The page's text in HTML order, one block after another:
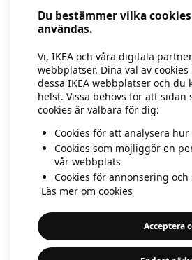
Du bestämmer vilka
användas.
Vi, IKEA och våra digitala
webbplatser. Dina val av
dessa IKEA webbplatser och
helst. Vissa behövs för att
cookies är valbara för dig:
Cookies för att analysera
Cookies som möjliggör en
vår webbplats
Cookies för annonsering
Läs mer om cookies
Acceptera